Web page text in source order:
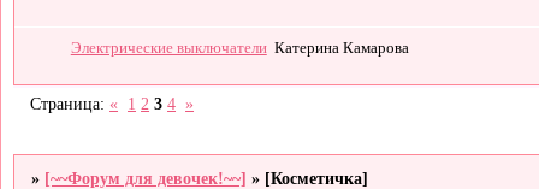
Электрические выключатели Катерина Камарова
Страница: « 1 2 3 4 »
» [~~Форум для девочек!~~] » [Косметичка]